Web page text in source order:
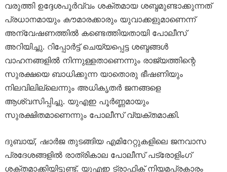
വരുത്തി ഉദ്ദേശപൂർവ്വം ശക്തമായ ശബ്ദമുണ്ടാക്കുന്നത്
പ്രധാനമായും കൗമാരക്കാരും യുവാക്കളുമാണെന്ന്
അന്വേഷണത്തിൽ കണ്ടെത്തിയതായി പോലീസ്
അറിയിച്ചു. റിപ്പോർട്ട് ചെയ്യപ്പെട്ട ശബ്ദങ്ങൾ
വാഹനങ്ങളിൽ നിന്നുള്ളതാണെന്നും രാജ്യത്തിന്റെ
സുരക്ഷയെ ബാധിക്കുന്ന യാതൊരു ഭീഷണിയും
നിലവിലില്ലെന്നും അധികൃതർ ജനങ്ങളെ
ആശ്വസിപ്പിച്ചു. യുഎഇ പൂർണ്ണമായും
സുരക്ഷിതമാണെന്നും പോലീസ് വ്യക്തമാക്കി.
ദുബായ്, ഷാർജ തുടങ്ങിയ എമിറേറ്റുകളിലെ ജനവാസ
പ്രദേശങ്ങളിൽ രാത്രികാല പോലീസ് പട്രോളിംഗ്
ശക്തമാക്കിയിട്ടുണ്ട്. യുഎഇ ട്രാഫിക് നിയമപ്രകാരം